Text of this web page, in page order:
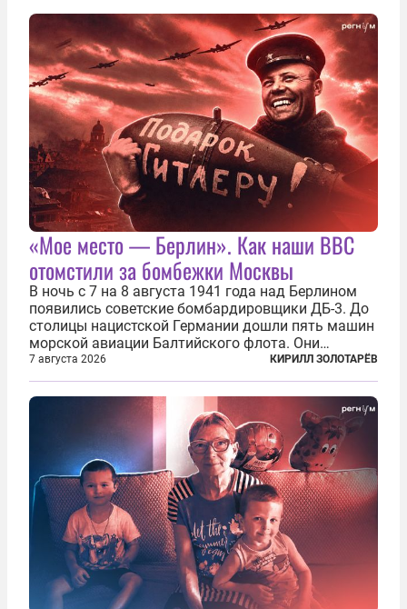
«Мое место — Берлин». Как наши ВВС
отомстили за бомбежки Москвы
В ночь с 7 на 8 августа 1941 года над Берлином
появились советские бомбардировщики ДБ-3. До
столицы нацистской Германии дошли пять машин
морской авиации Балтийского флота. Они
сбросили бомбы на город, который в тот момент
жил в полной уверенности, что война идет где-то
далеко на востоке, Красная...
7 августа 2026 КИРИЛЛ ЗОЛОТАРЁВ